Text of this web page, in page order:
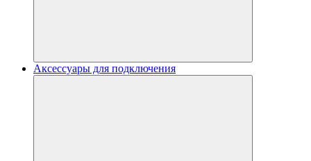
Аксессуары для подключения